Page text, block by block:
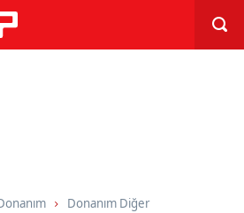
Donanım Diğer